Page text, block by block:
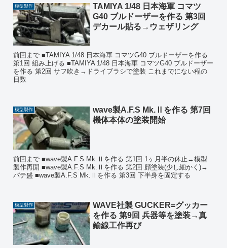
模型製作
TAMIYA 1/48 日本海軍 コマツ
G40 ブルドーザーを作る 第3回
デカール貼る→ウェザリング
前回まで ■TAMIYA 1/48 日本海軍 コマツG40 ブルドーザーを作る
第1回 組み上げる ■TAMIYA 1/48 日本海軍 コマツG40 ブルドーザー
を作る 第2回 サフ吹き→ドライブラシで塗装 これまでにない程の
日数
模型製作
wave製A.F.S Mk.Ⅱを作る 第7回
機体本体の塗装開始
前回まで ■wave製A.F.S Mk.Ⅱを作る 第1回 1ヶ月半の休止→模型
製作再開 ■wave製A.F.S Mk.Ⅱを作る 第2回 顔塗装(少し細かく)→
パテ盛 ■wave製A.F.S Mk.Ⅱを作る 第3回 下半身を固定する
模型製作
WAVE社製 GUCKER=グッカー
を作る 第9回 兵器等を塗装→真
鍮線工作再び